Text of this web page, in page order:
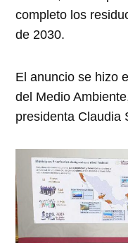
completo los
de 2030.
El anuncio se hizo
del Medio
presidenta Claudia